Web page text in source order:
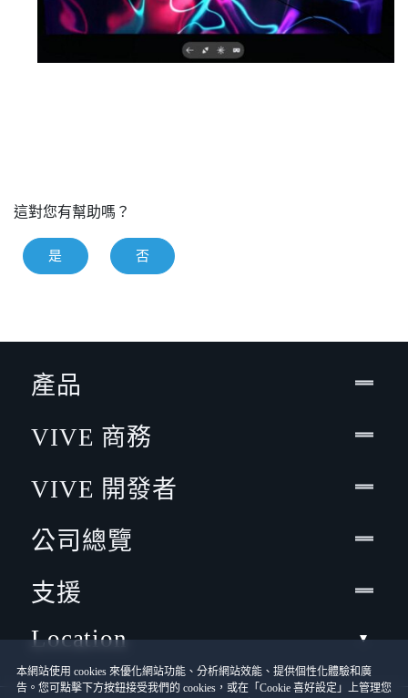
這對您有幫助嗎？
是 否
本網站使用 cookies 來優化網站功能、分析網站效能、提供個性化體驗和廣
告。您可點擊下方按鈕接受我們的 cookies，或在「Cookie 喜好設定」上管理您
產品
VIVE 商務
VIVE 開發者
公司總覽
支援
Location